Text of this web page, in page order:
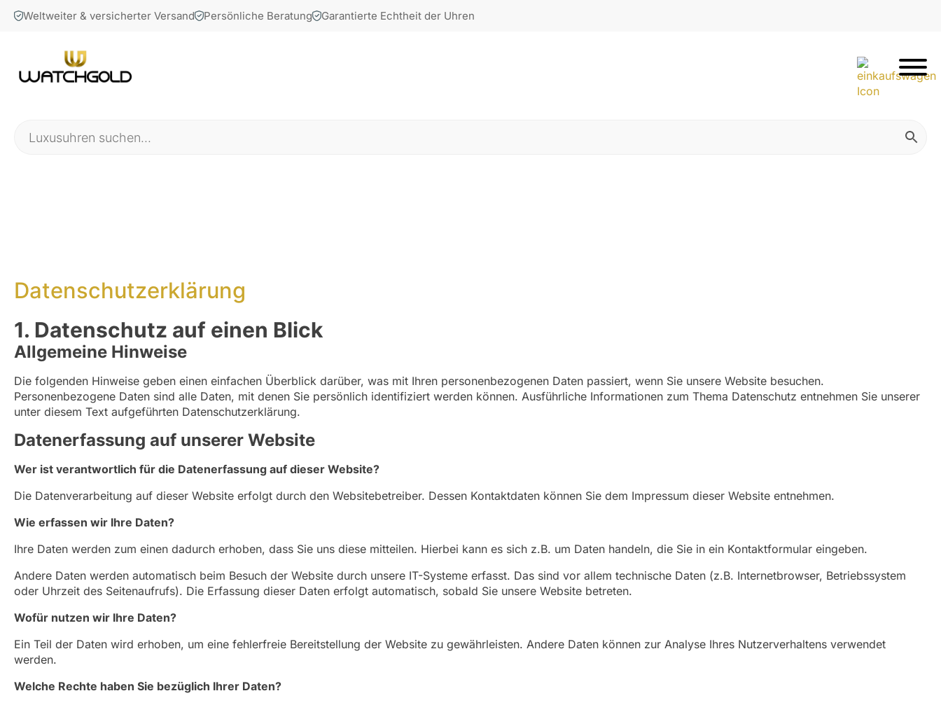
Weltweiter & versicherter Versand Persönliche Beratung Garantierte Echtheit der Uhren
Datenschutzerklärung
1. Datenschutz auf einen Blick
Allgemeine Hinweise
Die folgenden Hinweise geben einen einfachen Überblick darüber, was mit Ihren personenbezogenen Daten passiert, wenn Sie unsere Website besuchen.
Personenbezogene Daten sind alle Daten, mit denen Sie persönlich identifiziert werden können. Ausführliche Informationen zum Thema Datenschutz entnehmen Sie unserer
unter diesem Text aufgeführten Datenschutzerklärung.
Datenerfassung auf unserer Website
Wer ist verantwortlich für die Datenerfassung auf dieser Website?
Die Datenverarbeitung auf dieser Website erfolgt durch den Websitebetreiber. Dessen Kontaktdaten können Sie dem Impressum dieser Website entnehmen.
Wie erfassen wir Ihre Daten?
Ihre Daten werden zum einen dadurch erhoben, dass Sie uns diese mitteilen. Hierbei kann es sich z.B. um Daten handeln, die Sie in ein Kontaktformular eingeben.
Andere Daten werden automatisch beim Besuch der Website durch unsere IT-Systeme erfasst. Das sind vor allem technische Daten (z.B. Internetbrowser, Betriebssystem
oder Uhrzeit des Seitenaufrufs). Die Erfassung dieser Daten erfolgt automatisch, sobald Sie unsere Website betreten.
Wofür nutzen wir Ihre Daten?
Ein Teil der Daten wird erhoben, um eine fehlerfreie Bereitstellung der Website zu gewährleisten. Andere Daten können zur Analyse Ihres Nutzerverhaltens verwendet
werden.
Welche Rechte haben Sie bezüglich Ihrer Daten?